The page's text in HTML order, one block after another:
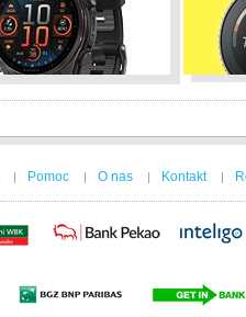
| Pomoc | O nas | Kontakt |